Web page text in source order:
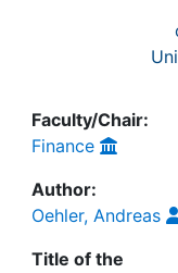
Faculty/Chair:
Finance
Author:
Oehler, Andreas
Title of the